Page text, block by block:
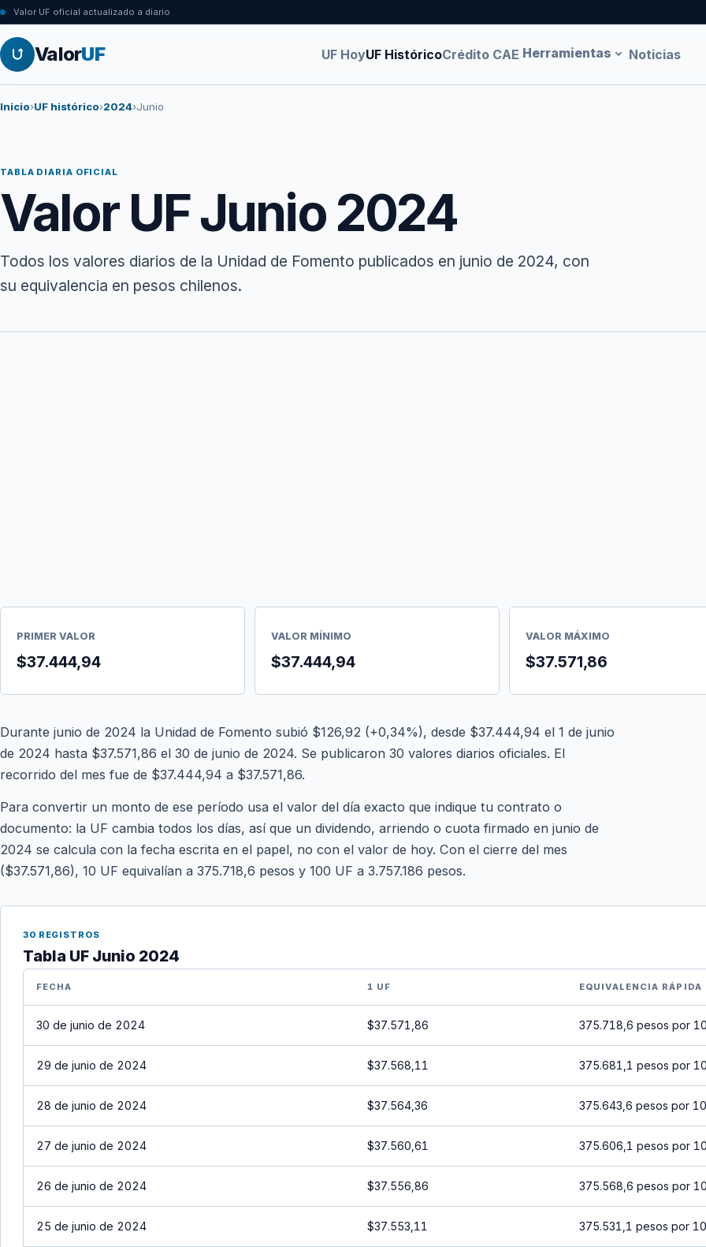
Valor UF oficial actualizado a diario
ValorUF UF HoyUF HistóricoCrédito CAE Herramientas Noticias
Inicio›UF histórico›2024›Junio
TABLA DIARIA OFICIAL
Valor UF Junio 2024
Todos los valores diarios de la Unidad de Fomento publicados en junio de 2024, con
su equivalencia en pesos chilenos.
PRIMER VALOR
$37.444,94
VALOR MÍNIMO
$37.444,94
VALOR MÁXIMO
$37.571,86
Durante junio de 2024 la Unidad de Fomento subió $126,92 (+0,34%), desde $37.444,94 el 1 de junio
de 2024 hasta $37.571,86 el 30 de junio de 2024. Se publicaron 30 valores diarios oficiales. El
recorrido del mes fue de $37.444,94 a $37.571,86.
Para convertir un monto de ese período usa el valor del día exacto que indique tu contrato o
documento: la UF cambia todos los días, así que un dividendo, arriendo o cuota firmado en junio de
2024 se calcula con la fecha escrita en el papel, no con el valor de hoy. Con el cierre del mes
($37.571,86), 10 UF equivalían a 375.718,6 pesos y 100 UF a 3.757.186 pesos.
30 REGISTROS
Tabla UF Junio 2024
FECHA 1 UF EQUIVALENCIA RÁPIDA
30 de junio de 2024 $37.571,86 375.718,6 pesos por
29 de junio de 2024 $37.568,11 375.681,1 pesos por
28 de junio de 2024 $37.564,36 375.643,6 pesos por
27 de junio de 2024 $37.560,61 375.606,1 pesos por
26 de junio de 2024 $37.556,86 375.568,6 pesos por
25 de junio de 2024 $37.553,11 375.531,1 pesos por